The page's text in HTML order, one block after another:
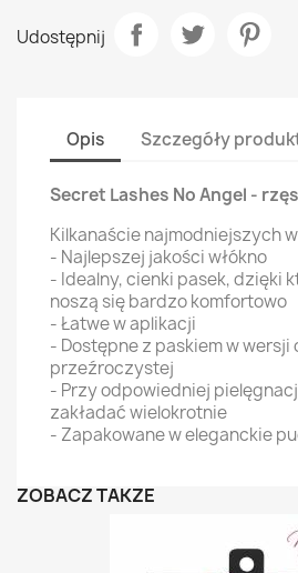
Udostępnij
Opis Szczegóły
Secret Lashes No Angel -
Kilkanaście najmodniejszych
- Najlepszej jakości włókno
- Idealny, cienki pasek, dzięki
noszą się bardzo komfortowo
- Łatwe w aplikacji
- Dostępne z paskiem w wersji
przeźroczystej
- Przy odpowiedniej
zakładać wielokrotnie
- Zapakowane w eleganckie
ZOBACZ TAKŻE